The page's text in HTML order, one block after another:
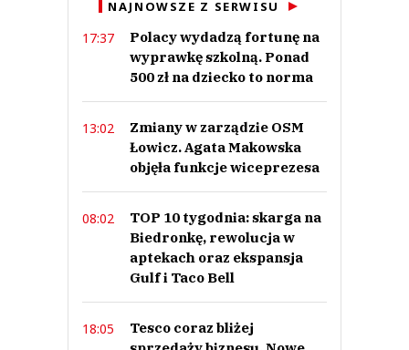
NAJNOWSZE Z SERWISU
17:37
Polacy wydadzą fortunę na
wyprawkę szkolną. Ponad
500 zł na dziecko to norma
13:02
Zmiany w zarządzie OSM
Łowicz. Agata Makowska
objęła funkcje wiceprezesa
08:02
TOP 10 tygodnia: skarga na
Biedronkę, rewolucja w
aptekach oraz ekspansja
Gulf i Taco Bell
18:05
Tesco coraz bliżej